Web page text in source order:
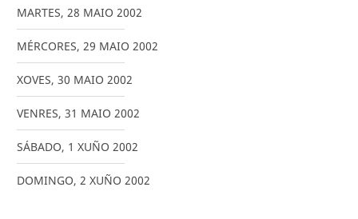
MARTES, 28 MAIO 2002
MÉRCORES, 29 MAIO 2002
XOVES, 30 MAIO 2002
VENRES, 31 MAIO 2002
SÁBADO, 1 XUÑO 2002
DOMINGO, 2 XUÑO 2002